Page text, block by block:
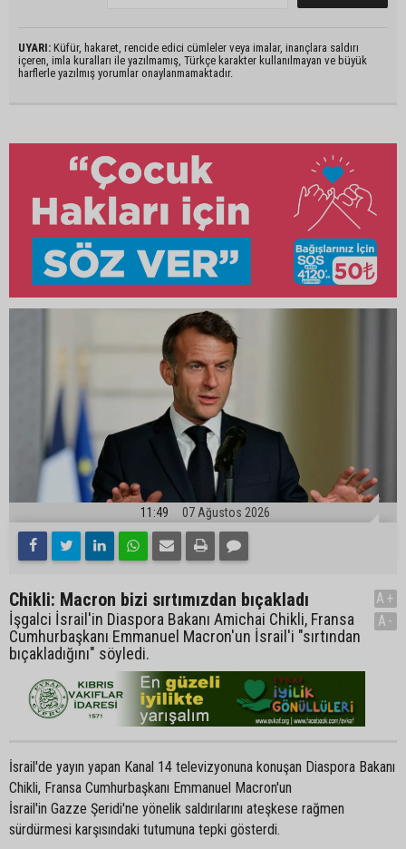
UYARI: Küfür, hakaret, rencide edici cümleler veya imalar, inançlara saldırı
içeren, imla kuralları ile yazılmamış, Türkçe karakter kullanılmayan ve büyük
harflerle yazılmış yorumlar onaylanmamaktadır.
11:49 07 Ağustos 2026
Chikli: Macron bizi sırtımızdan bıçakladı
İşgalci İsrail'in Diaspora Bakanı Amichai Chikli, Fransa
Cumhurbaşkanı Emmanuel Macron'un İsrail'i "sırtından
bıçakladığını" söyledi.
A+
A-
İsrail'de yayın yapan Kanal 14 televizyonuna konuşan Diaspora Bakanı
Chikli, Fransa Cumhurbaşkanı Emmanuel Macron'un
İsrail'in Gazze Şeridi'ne yönelik saldırılarını ateşkese rağmen
sürdürmesi karşısındaki tutumuna tepki gösterdi.